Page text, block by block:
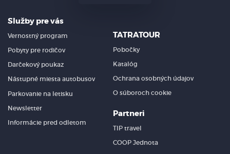
JADRANSKÉ POBREŽIE
výlet
Služby pre vás
Vernostný program
Pobyty pre rodičov
Darčekový poukaz
Nástupné miesta autobusov
Parkovanie na letisku
Newsletter
Informácie pred odletom
TATRATOUR
Pobočky
Katalóg
Ochrana osobných údajov
O súboroch cookie
Partneri
TIP travel
COOP Jednota